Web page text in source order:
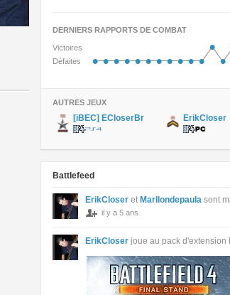
DERNIERS RAPPORTS DE COMBAT
Victoires
Défaites
• • • • • • • • • • •
•
•
AUTRES JEUX
[iBEC] ECloserBr ErikCloser
Battlefeed
ErikCloser et Marllondepaula sont
il y a 5 ans
ErikCloser joue au pack d'extension